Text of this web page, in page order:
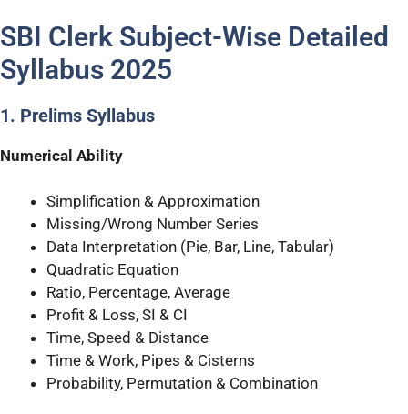
SBI Clerk Subject-Wise Detailed
Syllabus 2025
1. Prelims Syllabus
Numerical Ability
Simplification & Approximation
Missing/Wrong Number Series
Data Interpretation (Pie, Bar, Line, Tabular)
Quadratic Equation
Ratio, Percentage, Average
Profit & Loss, SI & CI
Time, Speed & Distance
Time & Work, Pipes & Cisterns
Probability, Permutation & Combination